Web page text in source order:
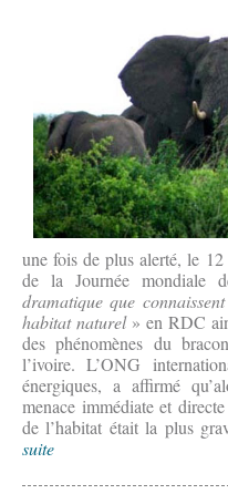
une fois de plus alerté, le
de la Journée mondiale
dramatique que
habitat naturel» en RDC
des phénomènes du
l’ivoire. L’ONG
énergiques, a affirmé
menace immédiate et
de l’habitat était la plus
suite